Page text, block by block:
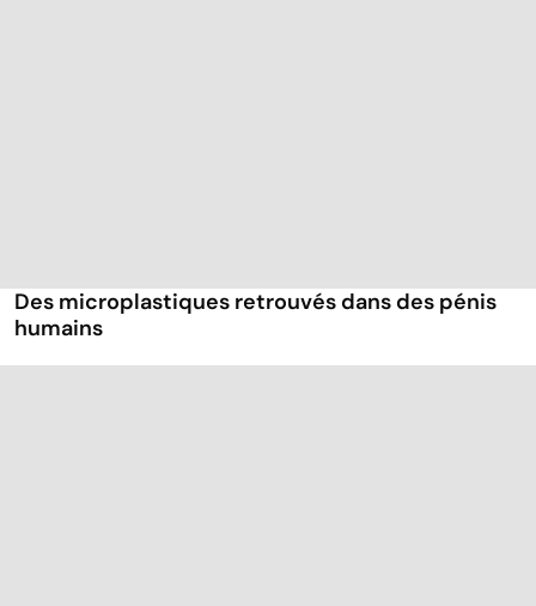
Des microplastiques retrouvés dans des pénis
humains